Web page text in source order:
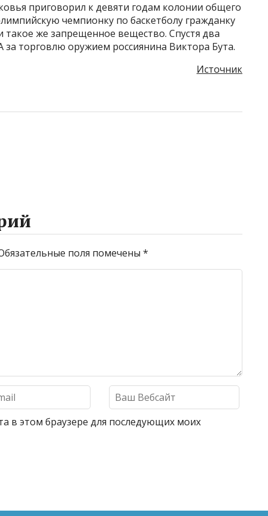
приговорил к девяти годам колонии общего
чемпионку по баскетболу гражданку
же запрещенное вещество. Спустя два
торговлю оружием россиянина Виктора Бута.
Источник
поля помечены *
в этом браузере для последующих моих